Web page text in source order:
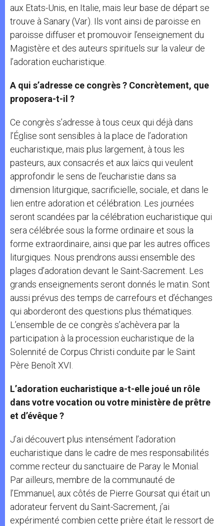
aux Etats-Unis, en Italie, mais leur base de départ se
trouve à Sanary (Var). Ils vont ainsi de paroisse en
paroisse diffuser et promouvoir l’enseignement du
Magistère et des auteurs spirituels sur la valeur de
l’adoration eucharistique.
A qui s’adresse ce congrès ? Concrètement, que
proposera-t-il ?
Ce congrès s’adresse à tous ceux qui déjà dans
l’Église sont sensibles à la place de l’adoration
eucharistique, mais plus largement, à tous les
pasteurs, aux consacrés et aux laïcs qui veulent
approfondir le sens de l’eucharistie dans sa
dimension liturgique, sacrificielle, sociale, et dans le
lien entre adoration et célébration. Les journées
seront scandées par la célébration eucharistique qui
sera célébrée sous la forme ordinaire et sous la
forme extraordinaire, ainsi que par les autres offices
liturgiques. Nous prendrons aussi ensemble des
plages d’adoration devant le Saint-Sacrement. Les
grands enseignements seront donnés le matin. Sont
aussi prévus des temps de carrefours et d’échanges
qui aborderont des questions plus thématiques.
L’ensemble de ce congrès s’achèvera par la
participation à la procession eucharistique de la
Solennité de Corpus Christi conduite par le Saint
Père Benoît XVI.
L’adoration eucharistique a-t-elle joué un rôle
dans votre vocation ou votre ministère de prêtre
et d’évêque ?
J’ai découvert plus intensément l’adoration
eucharistique dans le cadre de mes responsabilités
comme recteur du sanctuaire de Paray le Monial.
Par ailleurs, membre de la communauté de
l’Emmanuel, aux côtés de Pierre Goursat qui était un
adorateur fervent du Saint-Sacrement, j’ai
expérimenté combien cette prière était le ressort de